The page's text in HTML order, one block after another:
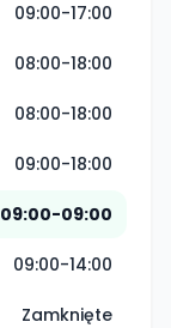
09:00-17:00
08:00-18:00
08:00-18:00
09:00-18:00
09:00-09:00
09:00-14:00
Zamknięte